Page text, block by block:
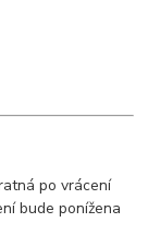
po vrácení
bude ponížena